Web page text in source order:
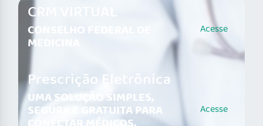
CRM VIRTUAL
CONSELHO FEDERAL DE
MEDICINA
Acesse
Prescrição Eletrônica
UMA SOLUÇÃO SIMPLES,
SEGURA E GRATUITA PARA Acesse